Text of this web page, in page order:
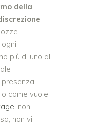
della
più di uno al
presenza
come vuole
, non
non vi